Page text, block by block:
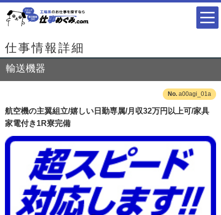
仕事情報詳細
輸送機器
a00agi_01a
航空機の主翼組立/嬉しい日勤専属/月収32万円以上可/家具
家電付き1R寮完備